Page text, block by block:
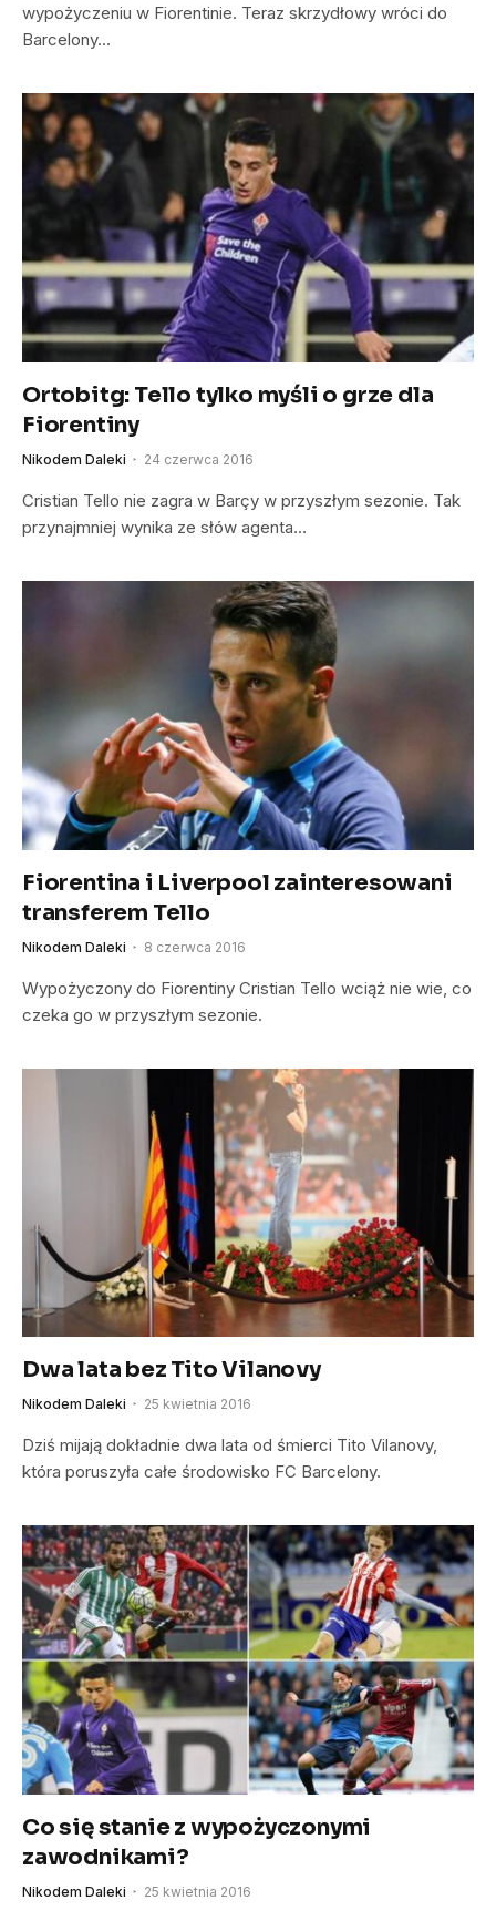
wypożyczeniu w Fiorentinie. Teraz skrzydłowy wróci do
Barcelony…
Ortobitg: Tello tylko myśli o grze dla
Fiorentiny
Nikodem Daleki 24 czerwca 2016
Cristian Tello nie zagra w Barçy w przyszłym sezonie. Tak
przynajmniej wynika ze słów agenta…
Fiorentina i Liverpool zainteresowani
transferem Tello
Nikodem Daleki 8 czerwca 2016
Wypożyczony do Fiorentiny Cristian Tello wciąż nie wie, co
czeka go w przyszłym sezonie.
Dwa lata bez Tito Vilanovy
Nikodem Daleki 25 kwietnia 2016
Dziś mijają dokładnie dwa lata od śmierci Tito Vilanovy,
która poruszyła całe środowisko FC Barcelony.
Co się stanie z wypożyczonymi
zawodnikami?
Nikodem Daleki 25 kwietnia 2016